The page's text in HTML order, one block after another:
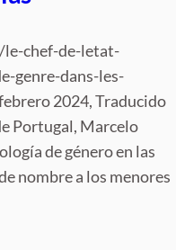
chef-de-letat-
genre-dans-les-
2024, Traducido
Portugal, Marcelo
de género en las
nombre a los menores